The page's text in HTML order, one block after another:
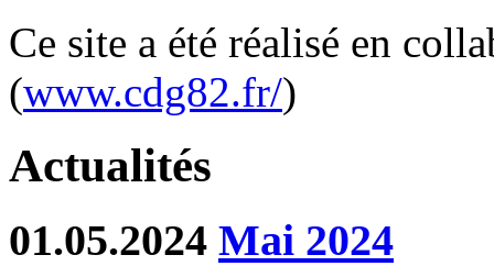
Ce site a été réalisé en
(www.cdg82.fr/)
Actualités
01.05.2024 Mai 2024